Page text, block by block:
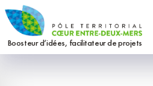
Aller
au
contenu
Boosteur d’idées, facilitateur de projets
Panneau de gestion des cookies